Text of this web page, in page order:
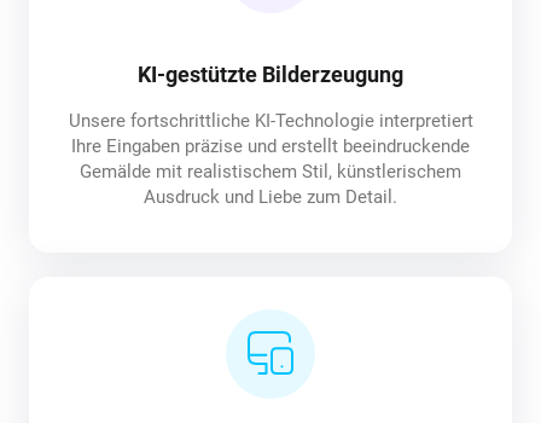
KI-gestützte Bilderzeugung
Unsere fortschrittliche KI-Technologie interpretiert
Ihre Eingaben präzise und erstellt beeindruckende
Gemälde mit realistischem Stil, künstlerischem
Ausdruck und Liebe zum Detail.